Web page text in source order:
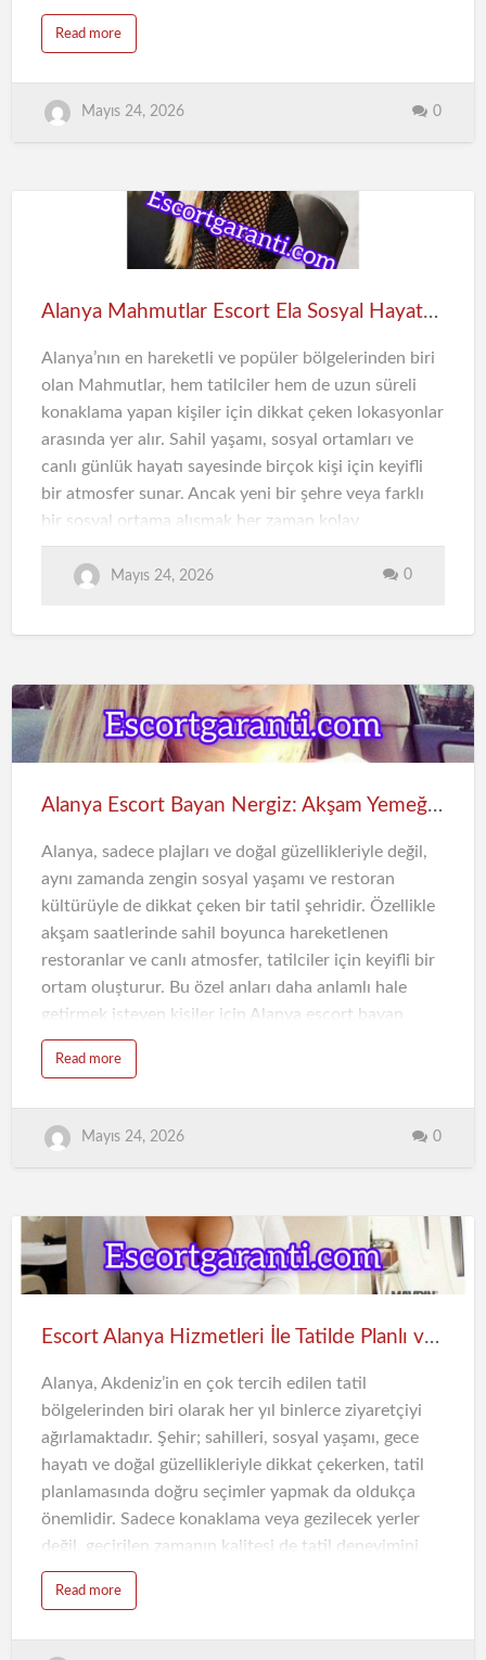
büyük önem taşır. Bu noktada Alanya eskort
deneyimi, konforlu ve planlı bir tatil geçirmek isteyen
gelmiştir.
günlük hayatın stresinden uzaklaşarak zihinsel olarak
rahatlamaktır. Plansız geçen bir süreç bazen kişiyi
yorabilir ve tatilden beklenen verimi düşürebilir. Bu
kalitesini doğrudan etkileyen önemli unsurlar
Özell…
Read more
Mayıs 24, 2026 0
Alanya Mahmutlar Escort Ela Sosyal Hayata Daha Kolay Uyum
Alanya’nın en hareketli ve popüler bölgelerinden biri
olan Mahmutlar, hem tatilciler hem de uzun süreli
konaklama yapan kişiler için dikkat çeken lokasyonlar
arasında yer alır. Sahil yaşamı, sosyal ortamları ve
canlı günlük hayatı sayesinde birçok kişi için keyifli
bir atmosfer sunar. Ancak yeni bir şehre veya farklı
bir sosyal ortama alışmak her zaman kolay
olmayabilir. Bu noktada Alanya Mahmutlar escort
deneyimi, sosyal uyum sürecini daha rahat hale
Mahmutlar, Alanya merkezine yakın konumu ve
hareketli yapısıyla dikkat çeker. Bölgede yer alan sahil
kafeleri, restoranlar, yürüyüş alanları ve sosyal
Özellikle yaz aylarında yoğunlaşan turist hareketliliği,
getirir.
Read more
Mayıs 24, 2026 0
Alanya Escort Bayan Nergiz: Akşam Yemeğinde Keyifli ve Özel Anlar
Alanya, sadece plajları ve doğal güzellikleriyle değil,
aynı zamanda zengin sosyal yaşamı ve restoran
kültürüyle de dikkat çeken bir tatil şehridir. Özellikle
akşam saatlerinde sahil boyunca hareketlenen
restoranlar ve canlı atmosfer, tatilciler için keyifli bir
ortam oluşturur. Bu özel anları daha anlamlı hale
getirmek isteyen kişiler için Alanya escort bayan
deneyimi, sosyal açıdan farklı bir alternatif
sunmaktadır.
Alanya’da Akşam Yemeği Kültürü
Akdeniz mutfağının eşsiz lezzetlerini sunan Alanya
restoranlarda geçirilen akşamlar, sakin müzikler ve
keyifli sohbetlerle birleştiğinde unutulmaz bir
deneyime dönüşebilir.
için önemli olan detaylardan biri, sosyal ortamlarda
rahat iletişim kurabilmektir. Doğr…
Read more
Mayıs 24, 2026 0
Escort Alanya Hizmetleri İle Tatilde Planlı ve Keyifli Zaman
Alanya, Akdeniz’in en çok tercih edilen tatil
bölgelerinden biri olarak her yıl binlerce ziyaretçiyi
ağırlamaktadır. Şehir; sahilleri, sosyal yaşamı, gece
hayatı ve doğal güzellikleriyle dikkat çekerken, tatil
planlamasında doğru seçimler yapmak da oldukça
önemlidir. Sadece konaklama veya gezilecek yerler
değil, geçirilen zamanın kalitesi de tatil deneyimini
doğrudan etkiler. Bu noktada Escort Alanya
hizmetleri, daha planlı ve sosyal bir tatil geçirmek
biri haline gelmiştir.
Read more